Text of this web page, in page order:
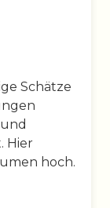
Schätze
Hier
hoch.